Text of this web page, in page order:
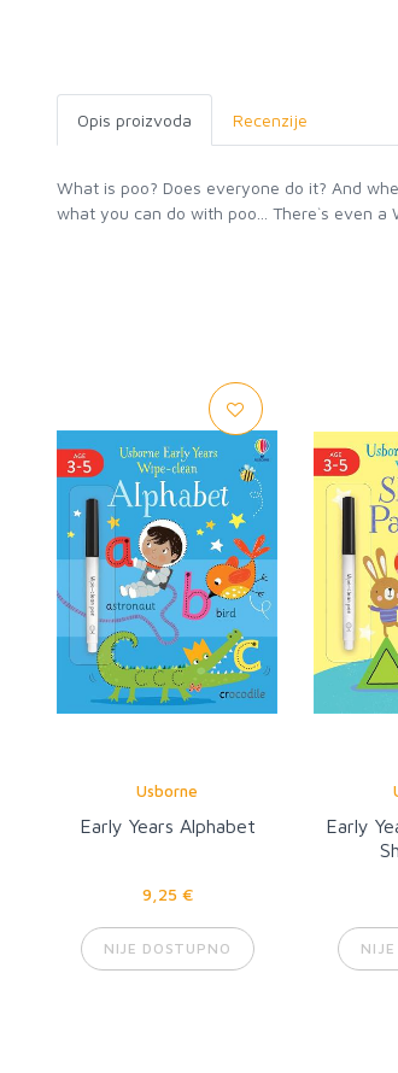
Opis proizvoda Recenzije
What is poo? Does everyone do it? And
what you can do with poo... There`s even
Usborne
Early Years Alphabet
9,25 €
NIJE DOSTUPNO
Early